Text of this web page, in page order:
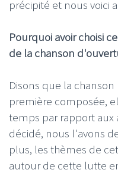
précipité et nous voici
Pourquoi avoir choisi
de la chanson
Disons que la
première composée,
temps par rapport aux
décidé, nous l'avons
plus, les thèmes de
autour de cette lutte